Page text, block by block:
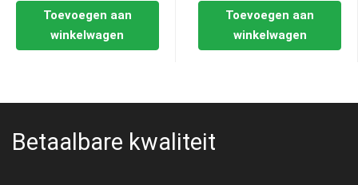
Toevoegen aan
winkelwagen
Toevoegen aan
winkelwagen
Betaalbare kwaliteit